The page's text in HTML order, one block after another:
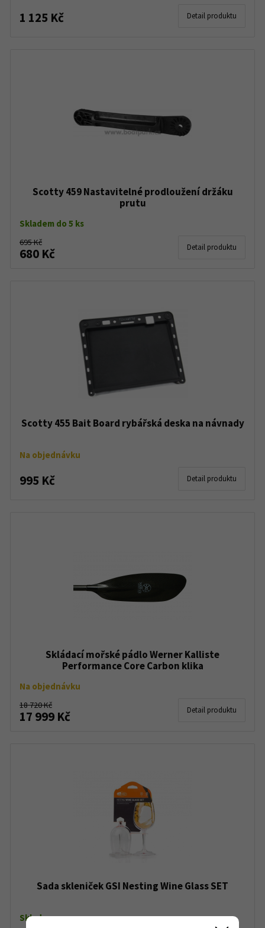
1 125 Kč Detail produktu
Scotty 459 Nastavitelné prodloužení držáku
prutu
Skladem do 5 ks
695 Kč
680 Kč Detail produktu
Scotty 455 Bait Board rybářská deska na návnady
Na objednávku
995 Kč Detail produktu
Skládací mořské pádlo Werner Kalliste
Performance Core Carbon klika
Na objednávku
18 720 Kč
17 999 Kč Detail produktu
Sada skleniček GSI Nesting Wine Glass SET
Skladem